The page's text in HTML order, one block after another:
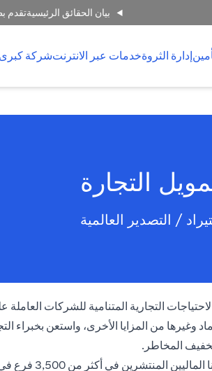
بيان الحقائق الرئيسيةتقدم
إدارة الثروةخدمات عبر الانترنتشركة كبرى
التجارة
/ التصدير العالمية
التجارية المتنامية للشركات العاملة
وغيرها من المزايا الأخرى، واستعن
المخاطر.
فرع في أكثر من 100 دولة ومنطقة حول العالم.